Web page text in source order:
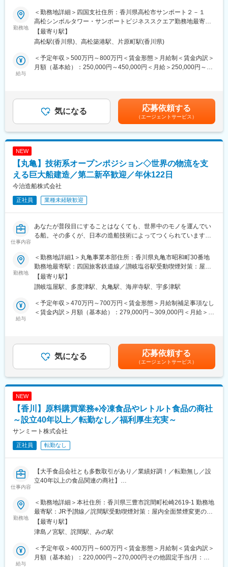
魅力ポイント◎
・国交省・自治体・JR・NEXCO案件を担当
建設コンサル営業として培った経験を活かしながら、当社の強み
である鉄道・トンネル・都市計画などに携われます
・経験を活かして活躍できる環境
これまで培った業界知識や顧客とのネットワークを活かしながら
経験や実績を正当に評価。これまで培った営業力や人脈を活か
し、さらなる年収アップを目指せます
・全国約30名の営業組織ならではの一体感
営業職の平均勤続年数は約15年。業界経験者の中途入社も多く、
長期的なキャリアを築いている社員が多数在籍しています
国土交通省、自治体、JR関連、NEXCOなど既存顧客を中心に、
・顧客訪問、案件情報の収集
・業務発注予定情報の確認、公示案件への対応
・見積書作成
・顧客との打ち合わせ、提案・契約締結
・受注・請求・入金管理
・受注後のフォローアップ
への提案・応札活動が約半数です
既存取引先との関係構築を中心に、これまで培った業界知識やネ
完全週休2日制（土日祝）
PCは20時自動シャットダウン
平均担当件数20件
ワークライフバランスを重視しており、長期的に働きやすい環境
づくりに取り組んでいます
■当社について
など幅広いインフラ分野で社会基盤整備に貢献しています
勤務地
＜勤務地詳細＞四国支社住所：香川県高松市サンポート２－１
高松シンボルタワー・サンポートビジネススクエア勤務地最寄
駅：JR高松駅受動喫煙対策：屋内全面禁煙変更の範囲：無
【最寄り駅】
高松駅(香川県)、高松築港駅、片原町駅(香川県)
給与
＜予定年収＞500万円～800万円＜賃金形態＞月給制＜賃金内訳＞
月額（基本給）：250,000円～450,000円＜月給＞250,000円～
す。月給(月額)は固定手当を含めた表記です。
気になる 応募依頼する
（エージェントサービス）
NEW
【丸亀】技術系オープンポジション◇世界の物流を支
える巨大船建造／第二新卒歓迎／年休122日
今治造船株式会社
正社員 業種未経験歓迎
仕事内容
あなたが普段目にすることはなくても、世界中のモノを運んでい
る船。その多くが、日本の造船技術によってつくられています。
年にもわたって世界の海を航行し、人々の暮らしや産業を支えて
いきます。
今回募集するのは、そんな巨大船の建造を支える技術系オープン
ポジションです。配属先はご経験や適性をもとに決定しますが、
いずれも「船を完成まで導く」重要なポジションです。
協力会社と連携しながら、工事の進捗確認やスケジュール調整を
行います。
＼品質管理／
完成した船の品質を守る仕事です。各工程の検査や品質確認を通
じて、安全かつ高品質な船づくりを支えます。
＼製造管理／
＼配管施工管理／
調整や進捗・品質管理を行います。
＼クレーン管理／
造船所の大型クレーンの点検計画作成や修理手配、維持管理を担
＼クレーン技能士／
勤務地
＜勤務地詳細1＞丸亀事業本部住所：香川県丸亀市昭和町30番地
勤務地最寄駅：四国旅客鉄道線／讃岐塩谷駅受動喫煙対策：屋内
全面禁煙＜勤務地詳細2＞丸亀事業本部 西多度津事業部住所：香
川県仲多度郡多度津町西港町1-1 勤務地最寄駅：予讃線／多度津
莱事業部住所：香川県丸亀市蓬莱町12-1 勤務地最寄駅：予讃線／
丸亀駅受動喫煙対策：屋内全面禁煙変更の範囲：会社の定める事
【最寄り駅】
讃岐塩屋駅、多度津駅、丸亀駅、海岸寺駅、宇多津駅
給与
＜予定年収＞470万円～700万円＜賃金形態＞月給制補足事項なし
＜賃金内訳＞月額（基本給）：279,000円～309,000円＜月給＞
分+業績連動賞与■昇給：年1回（4月）賃金はあくまでも目安の金
額であり、選考を通じて上下する可能性があります。月給(月額)は
固定手当を含めた表記です。
気になる 応募依頼する
（エージェントサービス）
NEW
【香川】原料購買業務※冷凍食品やレトルト食品の商社
～設立40年以上／転勤なし／福利厚生充実～
サンミート株式会社
正社員 転勤なし
仕事内容
【大手食品会社とも多数取引があり／業績好調！／転勤無し／設
立40年以上の食品関連の商社】
■業務概要：
安全と美味しさを守る食品メーカーである当社にて、原料購買業
務としてご活躍いただきます。
・製造部より製造計画を受け、食品購買システムにて、原料、資
材を発注する業務
・既存原料の価格調査や開発からの新規原料の依頼を受け、各業
者への見積もり依頼
勤務地
＜勤務地詳細＞本社住所：香川県三豊市詫間町松崎2619-1 勤務地
最寄駅：JR予讃線／詫間駅受動喫煙対策：屋内全面禁煙変更の範
囲：無
【最寄り駅】
津島ノ宮駅、詫間駅、みの駅
給与
＜予定年収＞400万円～600万円＜賃金形態＞月給制＜賃金内訳＞
月額（基本給）：220,000円～270,000円その他固定手当/月：